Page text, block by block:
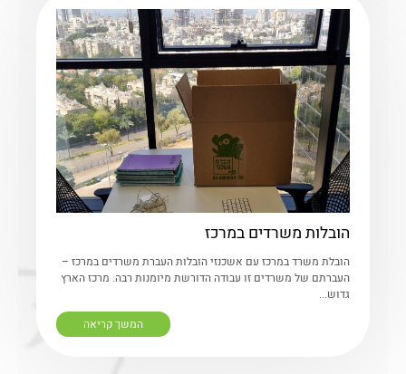
הובלות משרדים במרכז
הובלת משרד במרכז עם אשכנזי הובלות העברת משרדים במרכז –
העברתם של משרדים זו עבודה הדורשת מיומנות רבה. מרכז הארץ
גדוש...
המשך קריאה